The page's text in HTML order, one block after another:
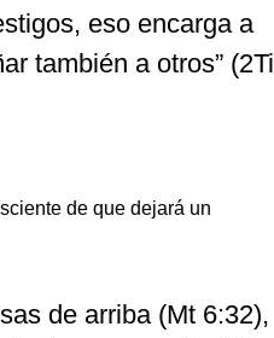
eso encarga a
también a otros” (2Ti
de que dejará un
de arriba (Mt 6:32),